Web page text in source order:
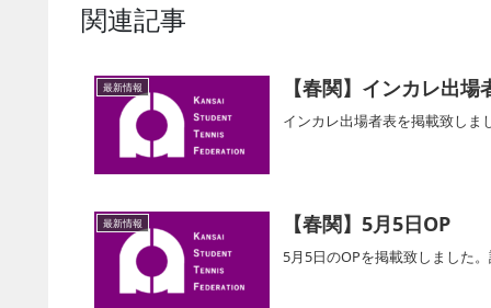
関連記事
最新情報 【春関】インカレ出場
インカレ出場者表を掲載致しま
最新情報 【春関】5月5日OP
5月5日のOPを掲載致しました